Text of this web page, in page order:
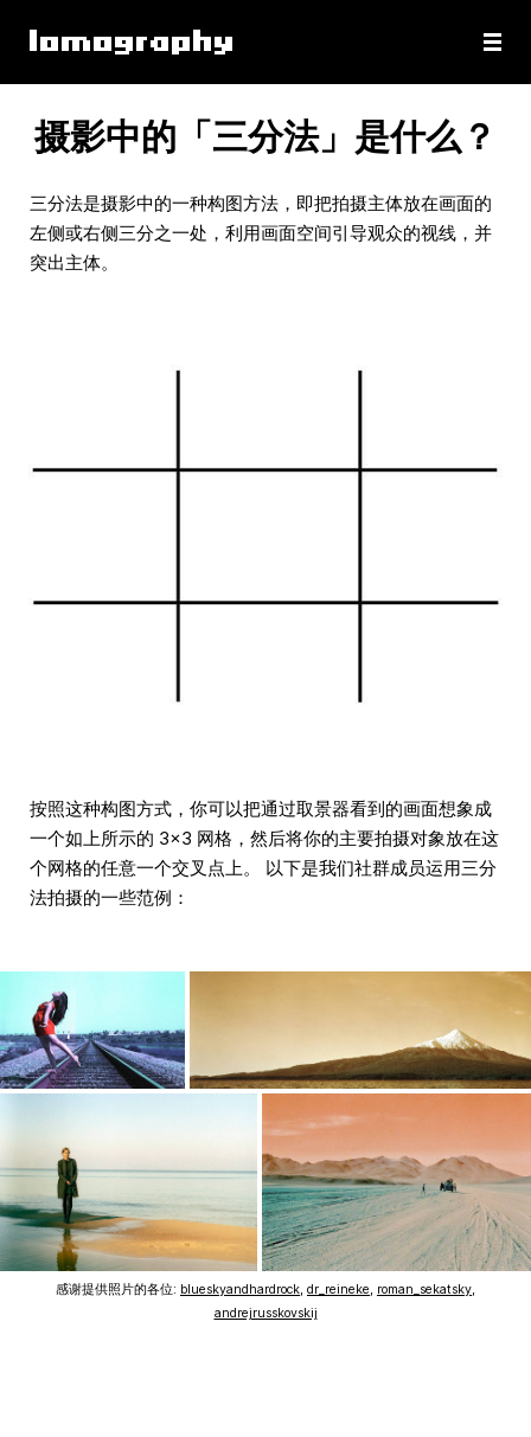
摄影中的「三分法」是什么？
三分法是摄影中的一种构图方法，即把拍摄主体放在画面的
左侧或右侧三分之一处，利用画面空间引导观众的视线，并
突出主体。
按照这种构图方式，你可以把通过取景器看到的画面想象成
一个如上所示的 3×3 网格，然后将你的主要拍摄对象放在这
个网格的任意一个交叉点上。 以下是我们社群成员运用三分
法拍摄的一些范例：
感谢提供照片的各位: blueskyandhardrock, dr_reineke, roman_sekatsky,
andrejrusskovskij